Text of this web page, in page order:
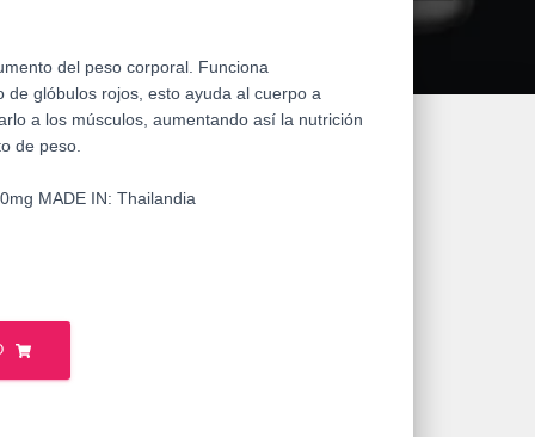
del peso corporal. Funciona
glóbulos rojos, esto ayuda al cuerpo a
a los músculos, aumentando así la nutrición
de peso.
MADE IN: Thailandia